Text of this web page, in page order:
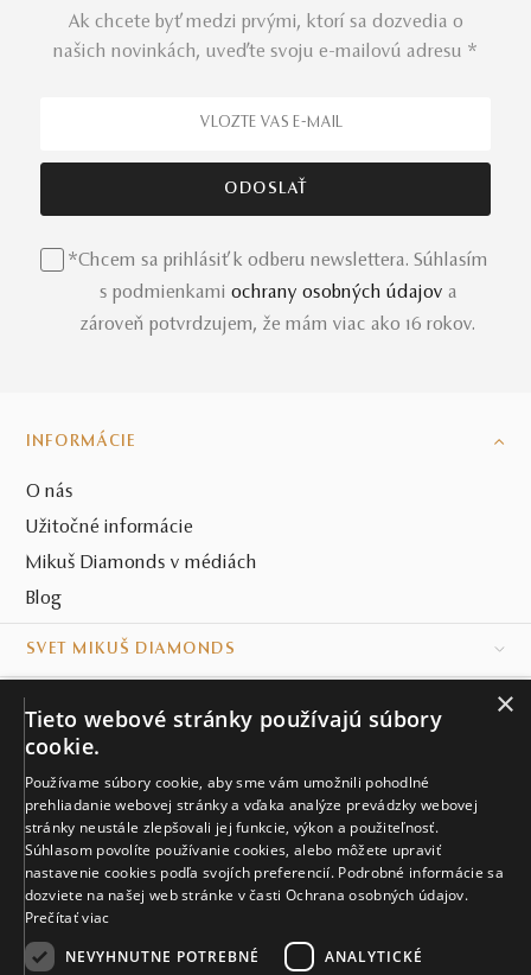
Ak chcete byť medzi prvými, ktorí sa dozvedia o
našich novinkách, uveďte svoju e-mailovú adresu *
*Chcem sa prihlásiť k odberu newslettera. Súhlasím
s podmienkami ochrany osobných údajov a
zároveň potvrdzujem, že mám viac ako 16 rokov.
INFORMÁCIE
O nás
Užitočné informácie
Mikuš Diamonds v médiách
Blog
SVET MIKUŠ DIAMONDS
KONTAKT
Naše klenotníctva
Sídlo spoločnosti
×
Tieto webové stránky používajú súbory
cookie.
Používame súbory cookie, aby sme vám umožnili pohodlné
prehliadanie webovej stránky a vďaka analýze prevádzky webovej
stránky neustále zlepšovali jej funkcie, výkon a použiteľnosť.
Súhlasom povolíte používanie cookies, alebo môžete upraviť
nastavenie cookies podľa svojích preferencií. Podrobné informácie sa
dozviete na našej web stránke v časti Ochrana osobných údajov.
Prečítať viac
NEVYHNUTNE POTREBNÉ
ANALYTICKÉ